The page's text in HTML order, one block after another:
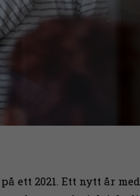
ett 2021. Ett nytt år med